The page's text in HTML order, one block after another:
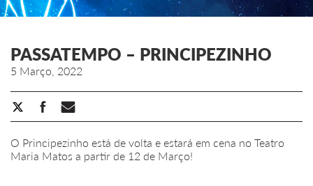
PASSATEMPO – PRINCIPEZINHO
5 Março, 2022
O Principezinho está de volta e estará em cena no Teatro
Maria Matos a partir de 12 de Março!